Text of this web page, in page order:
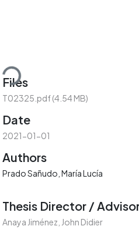
Loading...
Files
T02325.pdf(4.54 MB)
Date
2021-01-01
Authors
Prado Sañudo, María Lucía
Thesis Director /
Anaya Jiménez, John Didier